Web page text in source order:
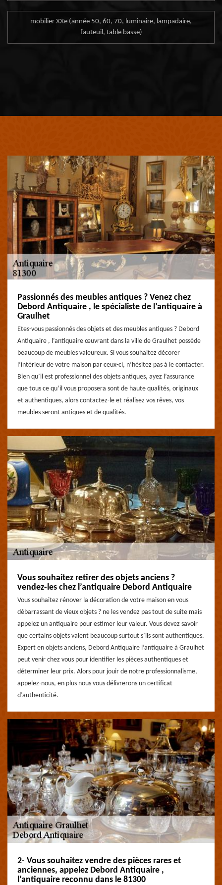
mobilier XXe (année 50, 60, 70, luminaire, lampadaire,
fauteuil, table basse)
Passionnés des meubles antiques ? Venez chez
Debord Antiquaire , le spécialiste de l’antiquaire à
Graulhet
Etes-vous passionnés des objets et des meubles antiques ? Debord
Antiquaire , l’antiquaire œuvrant dans la ville de Graulhet possède
beaucoup de meubles valeureux. Si vous souhaitez décorer
l’intérieur de votre maison par ceux-ci, n’hésitez pas à le contacter.
Bien qu’il est professionnel des objets antiques, ayez l’assurance
que tous ce qu’il vous proposera sont de haute qualités, originaux
et authentiques, alors contactez-le et réalisez vos rêves, vos
meubles seront antiques et de qualités.
Vous souhaitez retirer des objets anciens ?
vendez-les chez l’antiquaire Debord Antiquaire
Vous souhaitez rénover la décoration de votre maison en vous
débarrassant de vieux objets ? ne les vendez pas tout de suite mais
appelez un antiquaire pour estimer leur valeur. Vous devez savoir
que certains objets valent beaucoup surtout s’ils sont authentiques.
Expert en objets anciens, Debord Antiquaire l’antiquaire à Graulhet
peut venir chez vous pour identifier les pièces authentiques et
déterminer leur prix. Alors pour jouir de notre professionnalisme,
appelez-nous, en plus nous vous délivrerons un certificat
d’authenticité.
2- Vous souhaitez vendre des pièces rares et
anciennes, appelez Debord Antiquaire ,
l’antiquaire reconnu dans le 81300